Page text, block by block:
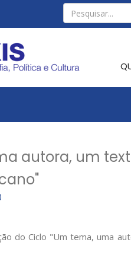
autora, um
do Ciclo "Um tema, uma